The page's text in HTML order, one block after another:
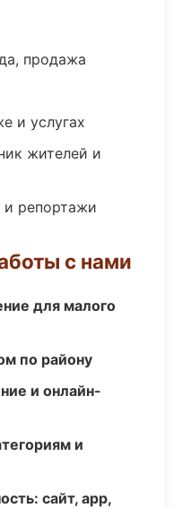
продажа
и услугах
жителей и
репортажи
с нами
для малого
по району
и онлайн-
и
сайт, app,